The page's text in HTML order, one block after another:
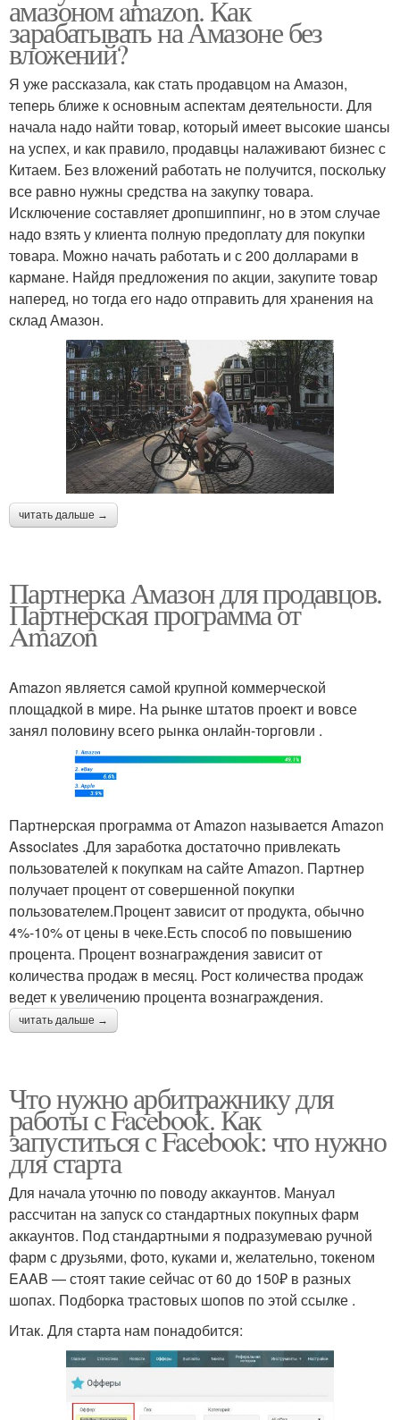
амазоном amazon. Как
зарабатывать на Амазоне без
вложений?
Я уже рассказала, как стать продавцом на Амазон,
теперь ближе к основным аспектам деятельности. Для
начала надо найти товар, который имеет высокие шансы
на успех, и как правило, продавцы налаживают бизнес с
Китаем. Без вложений работать не получится, поскольку
все равно нужны средства на закупку товара.
Исключение составляет дропшиппинг, но в этом случае
надо взять у клиента полную предоплату для покупки
товара. Можно начать работать и с 200 долларами в
кармане. Найдя предложения по акции, закупите товар
наперед, но тогда его надо отправить для хранения на
склад Амазон.
читать дальше →
Партнерка Амазон для продавцов.
Партнерская программа от
Amazon
Amazon является самой крупной коммерческой
площадкой в мире. На рынке штатов проект и вовсе
занял половину всего рынка онлайн-торговли .
Партнерская программа от Amazon называется Amazon
Associates .Для заработка достаточно привлекать
пользователей к покупкам на сайте Amazon. Партнер
получает процент от совершенной покупки
пользователем.Процент зависит от продукта, обычно
4%-10% от цены в чеке.Есть способ по повышению
процента. Процент вознаграждения зависит от
количества продаж в месяц. Рост количества продаж
ведет к увеличению процента вознаграждения.
читать дальше →
Что нужно арбитражнику для
работы с Facebook. Как
запуститься с Facebook: что нужно
для старта
Для начала уточню по поводу аккаунтов. Мануал
рассчитан на запуск со стандартных покупных фарм
аккаунтов. Под стандартными я подразумеваю ручной
фарм с друзьями, фото, куками и, желательно, токеном
EAAB — стоят такие сейчас от 60 до 150₽ в разных
шопах. Подборка трастовых шопов по этой ссылке .
Итак. Для старта нам понадобится: